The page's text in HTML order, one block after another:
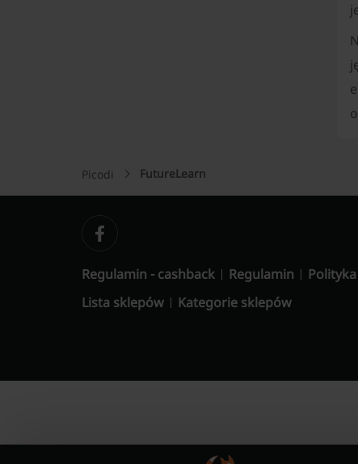
Picodi FutureLearn
Regulamin - cashback Regulamin
Lista sklepów
Kategorie sklepów